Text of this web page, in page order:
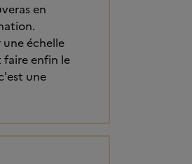
en
échelle
faire enfin le
une